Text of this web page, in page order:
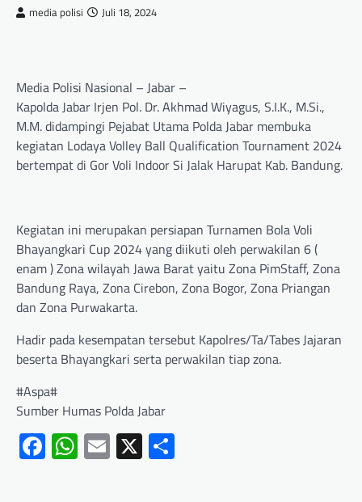
media polisi Juli 18, 2024
Media Polisi Nasional – Jabar –
Kapolda Jabar Irjen Pol. Dr. Akhmad Wiyagus, S.I.K., M.Si.,
M.M. didampingi Pejabat Utama Polda Jabar membuka
kegiatan Lodaya Volley Ball Qualification Tournament 2024
bertempat di Gor Voli Indoor Si Jalak Harupat Kab. Bandung.
Kegiatan ini merupakan persiapan Turnamen Bola Voli
Bhayangkari Cup 2024 yang diikuti oleh perwakilan 6 (
enam ) Zona wilayah Jawa Barat yaitu Zona PimStaff, Zona
Bandung Raya, Zona Cirebon, Zona Bogor, Zona Priangan
dan Zona Purwakarta.
Hadir pada kesempatan tersebut Kapolres/Ta/Tabes Jajaran
beserta Bhayangkari serta perwakilan tiap zona.
#Aspa#
Sumber Humas Polda Jabar
Facebook
WhatsApp
Email
X